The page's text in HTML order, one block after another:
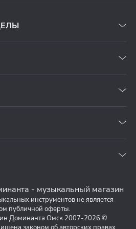
инструментов не является
публичной оферты.
Доминанта Омск 2007-2026 ©